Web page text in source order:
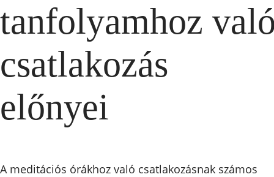
tanfolyamhoz
csatlakozás
előnyei
A meditációs órákhoz való csatlakozásnak számos